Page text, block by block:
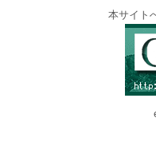
本サイト